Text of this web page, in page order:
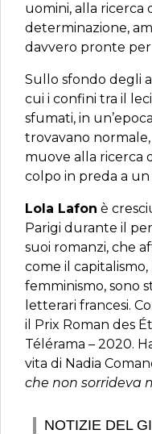
uomini, alla ricerca
determinazione,
davvero pronte
Sullo sfondo degli
cui i confini tra il
sfumati, in
trovavano
muove alla ricerca
colpo in preda a
Lola Lafon è
Parigi durante il
suoi romanzi, che
come il capitalismo,
femminismo, sono
letterari francesi.
il Prix Roman des
Télérama – 2020.
vita di Nadia
che non sorrideva
NOTIZIE DEL